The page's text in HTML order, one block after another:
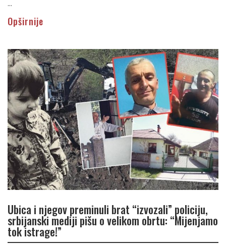
...
Opširnije
Ubica i njegov preminuli brat “izvozali” policiju,
srbijanski mediji pišu o velikom obrtu: “Mijenjamo
tok istrage!”